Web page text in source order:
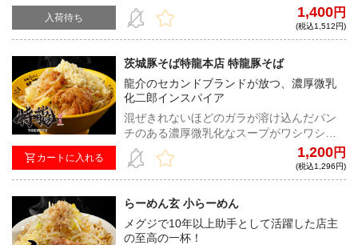
入荷待ち
巻！スタ満に酸味が加わり、更に中毒性ア
ップ。具材も、麺も大量に入っていて、満
足度は保証付きだ！
1,400円
(税込1,512円)
カートに入れる
茨城豚そば特龍本店 特龍豚そば
龍介のセカンドブランドが放つ、濃厚微乳
化二郎インスパイア
混ぜきれないほどのガラが溶け込んだパン
チのある濃厚微乳化なスープがワシワシの
極太麺に絡みつく食べ応え抜群の一杯！肉
厚なチャーシュー、スープ、麺の絡み具合
は文句なしの一言
1,200円
(税込1,296円)
らーめん玄 小らーめん
メグジで10年以上助手として活躍した店主
の至高の一杯！